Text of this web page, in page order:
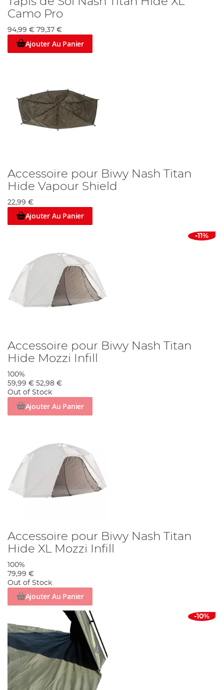
Camo Pro
94,99 € 79,37 €
Ajouter Au Panier
Accessoire pour Biwy Nash Titan
Hide Vapour Shield
22,99 €
Ajouter Au Panier
-11%
Accessoire pour Biwy Nash Titan
Hide Mozzi Infill
100%
59,99 € 52,98 €
Out of Stock
Ajouter Au Panier
Accessoire pour Biwy Nash Titan
Hide XL Mozzi Infill
100%
79,99 €
Out of Stock
Ajouter Au Panier
-10%